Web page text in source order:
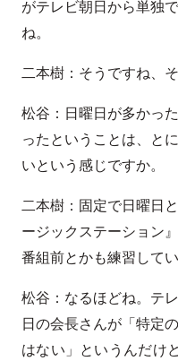
がテレビ朝日から単独
ね。
二本樹：そうですね、
松谷：日曜日が多かっ
ったということは、と
いという感じですか。
二本樹：固定で日曜日
ージックステーション
番組前とかも練習して
松谷：なるほどね。テ
日の会長さんが「特定
はない」というんだけ